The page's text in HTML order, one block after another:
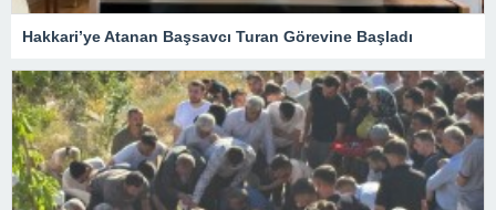
Hakkari’ye Atanan Başsavcı Turan Görevine Başladı